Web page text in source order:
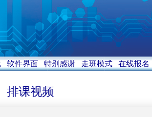
软件界面 特别感谢 走班模式 在线报名
课视频